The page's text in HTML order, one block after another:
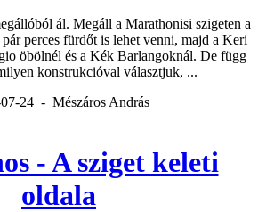
ál. Megáll a Marathonisi szigeten a
perces fürdőt is lehet venni, majd a Keri
öbölnél és a Kék Barlangoknál. De függ
konstrukcióval választjuk, ...
24 - Mészáros András
- A sziget keleti
oldala